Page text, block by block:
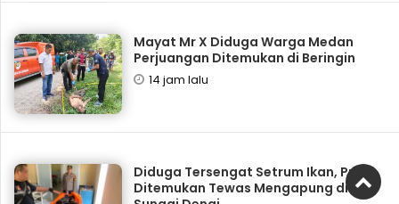
Mayat Mr X Diduga Warga Medan
Perjuangan Ditemukan di Beringin
14 jam lalu
Diduga Tersengat Setrum Ikan, Pria
Ditemukan Tewas Mengapung di